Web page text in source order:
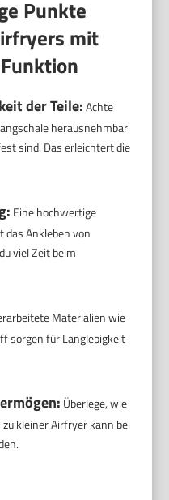
Punkte
mit
der Teile:Achte
herausnehmbar
sind. Das erleichtert die
Eine hochwertige
Ankleben von
viel Zeit beim
Materialien wie
sorgen für Langlebigkeit
Überlege, wie
kleiner Airfryer kann bei